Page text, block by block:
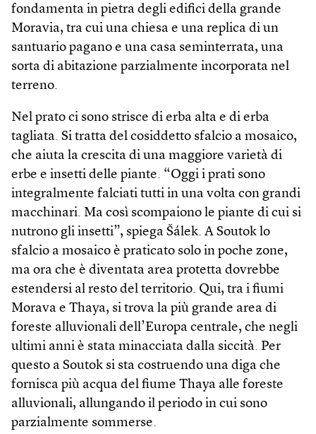
fondamenta in pietra degli edifici della grande
Moravia, tra cui una chiesa e una replica di un
santuario pagano e una casa seminterrata, una
sorta di abitazione parzialmente incorporata nel
terreno.
Nel prato ci sono strisce di erba alta e di erba
tagliata. Si tratta del cosiddetto sfalcio a mosaico,
che aiuta la crescita di una maggiore varietà di
erbe e insetti delle piante. “Oggi i prati sono
integralmente falciati tutti in una volta con grandi
macchinari. Ma così scompaiono le piante di cui si
nutrono gli insetti”, spiega Šálek. A Soutok lo
sfalcio a mosaico è praticato solo in poche zone,
ma ora che è diventata area protetta dovrebbe
estendersi al resto del territorio. Qui, tra i fiumi
Morava e Thaya, si trova la più grande area di
foreste alluvionali dell’Europa centrale, che negli
ultimi anni è stata minacciata dalla siccità. Per
questo a Soutok si sta costruendo una diga che
fornisca più acqua del fiume Thaya alle foreste
alluvionali, allungando il periodo in cui sono
parzialmente sommerse.